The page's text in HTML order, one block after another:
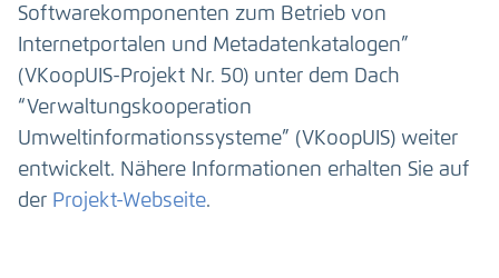
Softwarekomponenten zum Betrieb von
Internetportalen und Metadatenkatalogen”
(VKoopUIS-Projekt Nr. 50) unter dem Dach
“Verwaltungskooperation
Umweltinformationssysteme” (VKoopUIS) weiter
entwickelt. Nähere Informationen erhalten Sie auf
der Projekt-Webseite.